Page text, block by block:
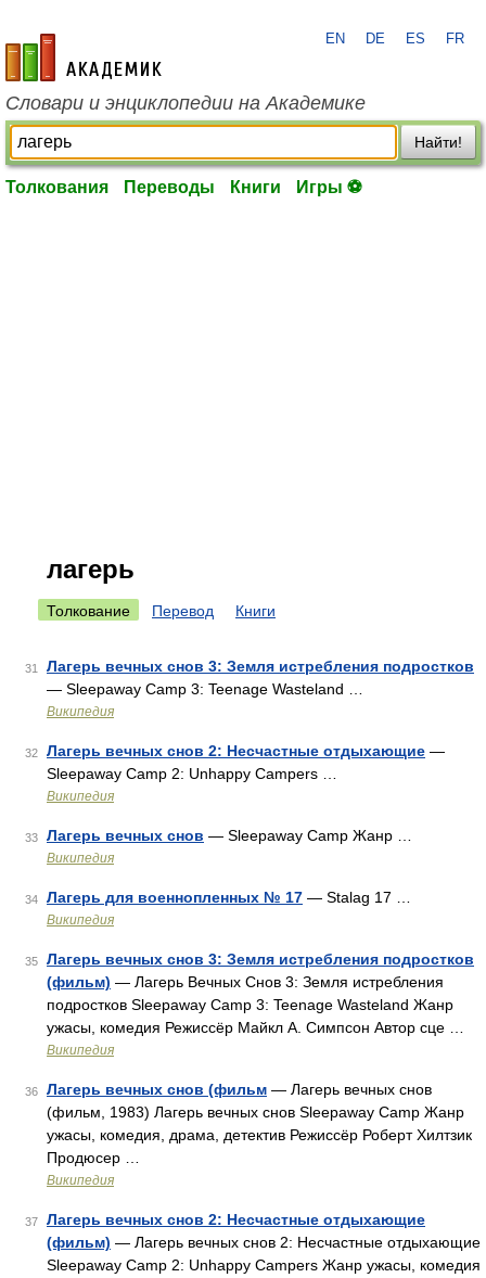
academic.ru
EN DE ES FR
Словари и энциклопедии на Академике
Найти!
Толкования Переводы Книги Игры ⚽
лагерь
Толкование Перевод Книги
31
Лагерь вечных снов 3: Земля истребления подростков
— Sleepaway Camp 3: Teenage Wasteland …
Википедия
32 Лагерь вечных снов 2: Несчастные отдыхающие —
Sleepaway Camp 2: Unhappy Campers …
Википедия
33 Лагерь вечных снов — Sleepaway Camp Жанр …
Википедия
34 Лагерь для военнопленных № 17 — Stalag 17 …
Википедия
35
Лагерь вечных снов 3: Земля истребления подростков
(фильм) — Лагерь Вечных Снов 3: Земля истребления
подростков Sleepaway Camp 3: Teenage Wasteland Жанр
ужасы, комедия Режиссёр Майкл А. Симпсон Автор сце …
Википедия
36 Лагерь вечных снов (фильм — Лагерь вечных снов
(фильм, 1983) Лагерь вечных снов Sleepaway Camp Жанр
ужасы, комедия, драма, детектив Режиссёр Роберт Хилтзик
Продюсер …
Википедия
37
Лагерь вечных снов 2: Несчастные отдыхающие
(фильм) — Лагерь вечных снов 2: Несчастные отдыхающие
Sleepaway Camp 2: Unhappy Campers Жанр ужасы, комедия